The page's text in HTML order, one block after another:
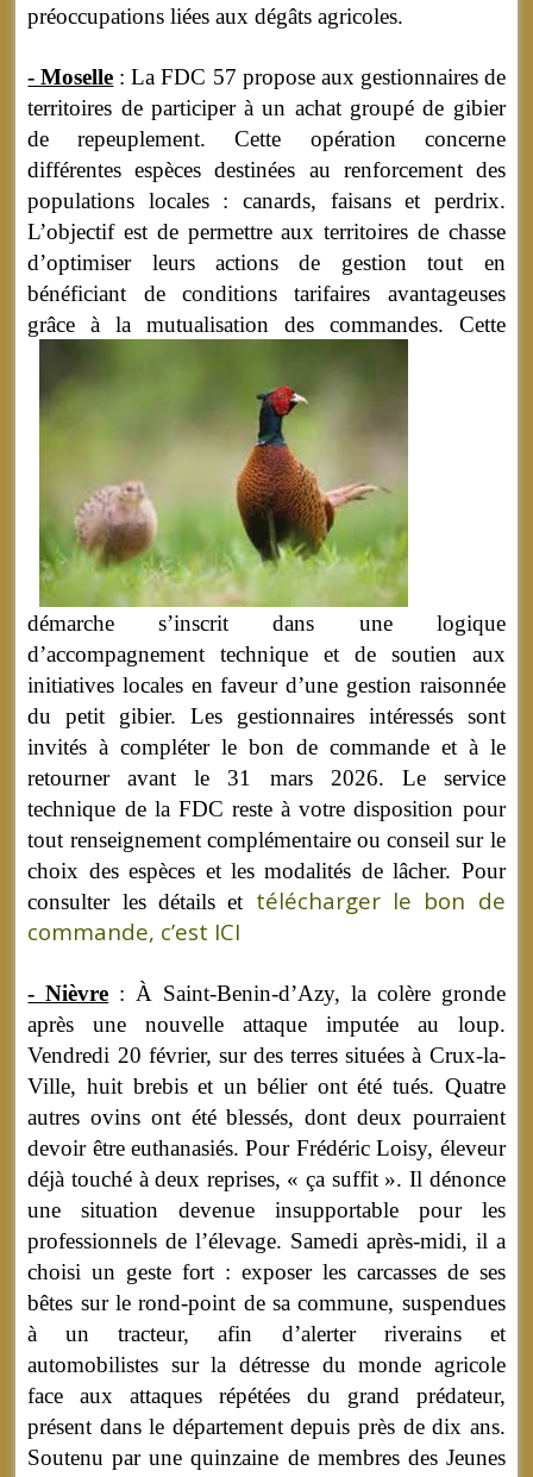
préoccupations liées aux dégâts agricoles.
- Moselle : La FDC 57 propose aux gestionnaires de
territoires de participer à un achat groupé de gibier
de repeuplement. Cette opération concerne
différentes espèces destinées au renforcement des
populations locales : canards, faisans et perdrix.
L’objectif est de permettre aux territoires de chasse
d’optimiser leurs actions de gestion tout en
bénéficiant de conditions tarifaires avantageuses
grâce à la mutualisation des commandes. Cette
démarche s’inscrit dans une logique
d’accompagnement technique et de soutien aux
initiatives locales en faveur d’une gestion raisonnée
du petit gibier. Les gestionnaires intéressés sont
invités à compléter le bon de commande et à le
retourner avant le 31 mars 2026. Le service
technique de la FDC reste à votre disposition pour
tout renseignement complémentaire ou conseil sur le
choix des espèces et les modalités de lâcher. Pour
consulter les détails et télécharger le bon de
commande, c’est ICI
- Nièvre : À Saint-Benin-d’Azy, la colère gronde
après une nouvelle attaque imputée au loup.
Vendredi 20 février, sur des terres situées à Crux-la-
Ville, huit brebis et un bélier ont été tués. Quatre
autres ovins ont été blessés, dont deux pourraient
devoir être euthanasiés. Pour Frédéric Loisy, éleveur
déjà touché à deux reprises, « ça suffit ». Il dénonce
une situation devenue insupportable pour les
professionnels de l’élevage. Samedi après-midi, il a
choisi un geste fort : exposer les carcasses de ses
bêtes sur le rond-point de sa commune, suspendues
à un tracteur, afin d’alerter riverains et
automobilistes sur la détresse du monde agricole
face aux attaques répétées du grand prédateur,
présent dans le département depuis près de dix ans.
Soutenu par une quinzaine de membres des Jeunes